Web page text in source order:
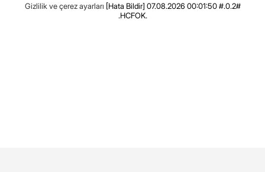
Gizlilik ve çerez ayarları [Hata Bildir] 07.08.2026 00:01:50 #.0.2#
.HCFOK.